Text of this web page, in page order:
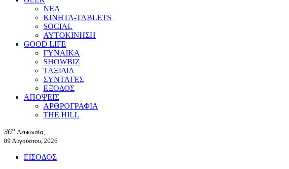
ΝΕΑ
ΚΙΝΗΤΑ-TABLETS
SOCIAL
ΑΥΤΟΚΙΝΗΣΗ
GOOD LIFE
ΓΥΝΑΙΚΑ
SHOWBIZ
ΤΑΞΙΔΙΑ
ΣΥΝΤΑΓΕΣ
ΕΞΟΔΟΣ
ΑΠΟΨΕΙΣ
ΑΡΘΡΟΓΡΑΦΙΑ
THE HILL
36° Λευκωσία,
09 Αυγούστου, 2026
ΕΙΣΟΔΟΣ